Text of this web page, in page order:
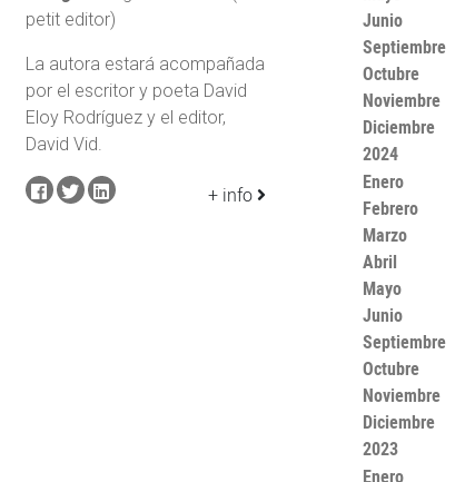
petit editor)
La autora estará acompañada
por el escritor y poeta David
Eloy Rodríguez y el editor,
David Vid.
+ info
Junio
Septiembre
Octubre
Noviembre
Diciembre
2024
Enero
Febrero
Marzo
Abril
Mayo
Junio
Septiembre
Octubre
Noviembre
Diciembre
2023
Enero